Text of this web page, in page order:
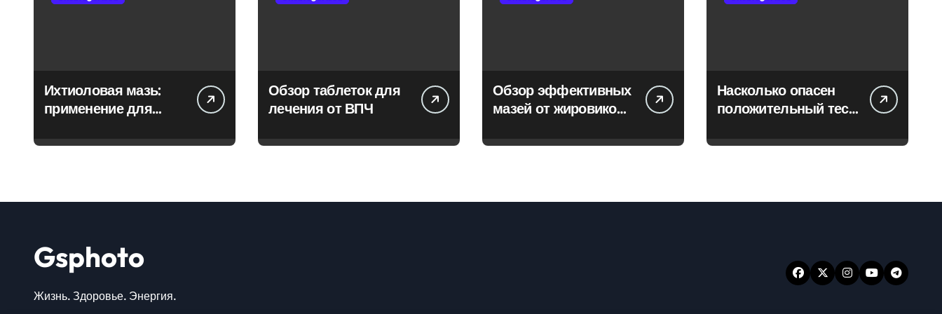
Ихтиоловая мазь:
применение для
Обзор таблеток для
лечения от ВПЧ
Обзор эффективных
мазей от жировиков
эффектом
Насколько опасен
положительный тест
Gsphoto
Жизнь. Здоровье. Энергия.